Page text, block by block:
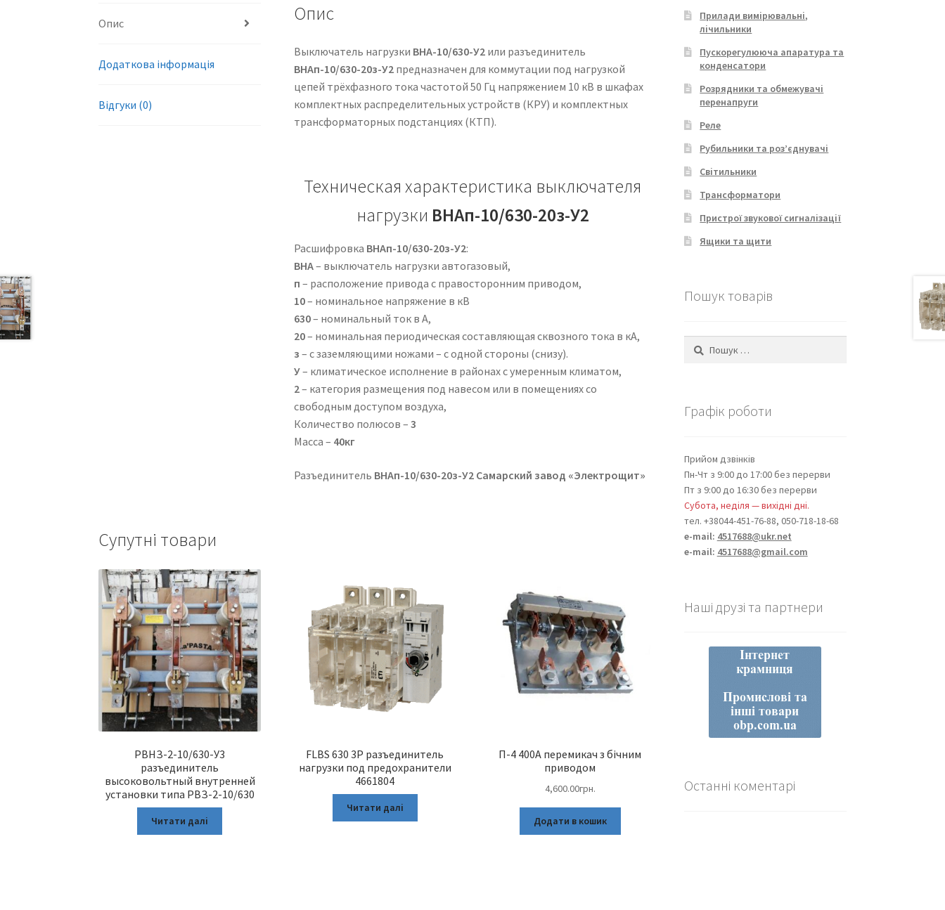
Опис
Додаткова інформація
Відгуки (0)
Опис
Выключатель нагрузки ВНА-10/630-У2или разъединитель
ВНАп-10/630-20з-У2предназначен для коммутации под нагрузкой
цепей трёхфазного тока частотой 50 Гц напряжением 10 кВ в шкафах
комплектных распределительных устройств (КРУ) и комплектных
трансформаторных подстанциях (КТП).
Техническая характеристика выключателя
нагрузки ВНАп-10/630-20з-У2
Расшифровка ВНАп-10/630-20з-У2:
ВНА– выключатель нагрузки автогазовый,
п – расположение привода с правосторонним приводом,
10– номинальное напряжение в кВ
630– номинальный ток в А,
20– номинальная периодическая составляющая сквозного тока в кА,
з – с заземляющими ножами – с одной стороны (снизу).
У– климатическое исполнение в районах с умеренным климатом,
2– категория размещения под навесом или в помещениях со
свободным доступом воздуха,
Количество полюсов – 3
Масса – 40кг
Разъединитель ВНАп-10/630-20з-У2 Самарский завод «Электрощит»
Супутні товари
РВНЗ-2-10/630-У3
разъединитель
высоковольтный внутренней
установки типа РВЗ-2-10/630
Читати далі
FLBS 630 3P разъединитель
нагрузки под предохранители
4661804
Читати далі
П-4 400А перемикач з бічним
приводом
4,600.00грн.
Додати в кошик
Прилади вимірювальні,
лічильники
Пускорегулююча апаратура та
конденсатори
Розрядники та обмежувачі
перенапруги
Реле
Рубильники та роз’єднувачі
Світильники
Трансформатори
Пристрої звукової сигналізації
Ящики та щити
Пошук товарів
Пошук:
Графік роботи
Прийом дзвінків
Пн-Чт з 9:00 до 17:00 без перерви
Пт з 9:00 до 16:30 без перерви
Субота, неділя — вихідні дні.
тел. +38044-451-76-88, 050-718-18-68
e-mail: 4517688@ukr.net
e-mail: 4517688@gmail.com
Наші друзі та партнери
Останні коментарі